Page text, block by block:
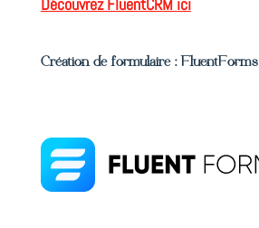
Création de formulaire : FluentForms